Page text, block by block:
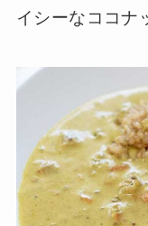
イシーなココナ